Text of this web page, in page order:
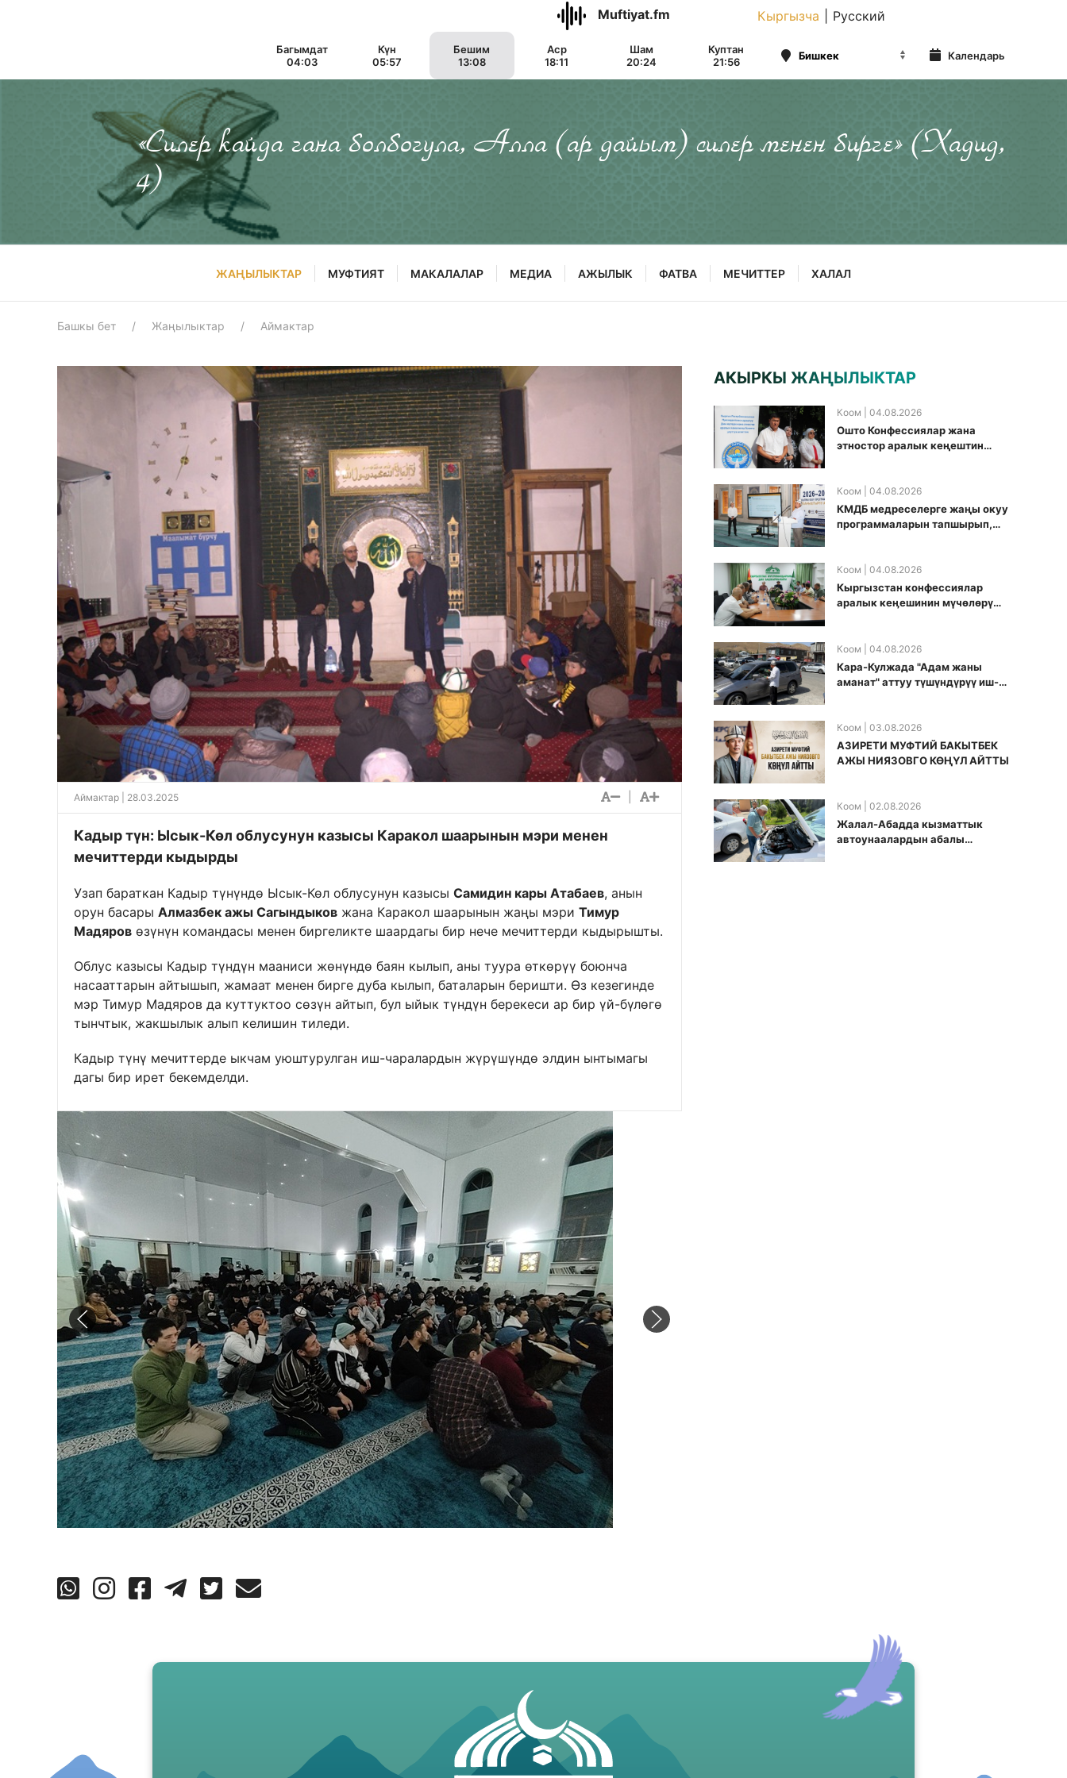
Muftiyat.fm Кыргызча Русский
Багымдат
04:03
Күн
05:57
Бешим
13:08
Аср
18:11
Шам
20:24
Куптан
21:56
Календарь
«Силер кайда гана болбогула, Алла (ар дайым) силер менен бирге» (Хадид,
4)
ЖАҢЫЛЫКТАР МУФТИЯТ МАКАЛАЛАР МЕДИА АЖЫЛЫК ФАТВА МЕЧИТТЕР ХАЛАЛ
Башкы бет Жаңылыктар Аймактар
Аймактар | 28.03.2025
Кадыр түн: Ысык-Көл облусунун казысы Каракол шаарынын мэри менен
мечиттерди кыдырды
Узап бараткан Кадыр түнүндө Ысык-Көл облусунун казысы Самидин кары Атабаев, анын
орун басары Алмазбек ажы Сагындыков жана Каракол шаарынын жаңы мэри Тимур
Мадяров өзүнүн командасы менен биргеликте шаардагы бир нече мечиттерди кыдырышты.
Облус казысы Кадыр түндүн мааниси жөнүндө баян кылып, аны туура өткөрүү боюнча
насааттарын айтышып, жамаат менен бирге дуба кылып, баталарын беришти. Өз кезегинде
мэр Тимур Мадяров да куттуктоо сөзүн айтып, бул ыйык түндүн берекеси ар бир үй-бүлөгө
тынчтык, жакшылык алып келишин тиледи.
Кадыр түнү мечиттерде ыкчам уюштурулган иш-чаралардын жүрүшүндө элдин ынтымагы
дагы бир ирет бекемделди.
АКЫРКЫ ЖАҢЫЛЫКТАР
Коом | 04.08.2026
Ошто Конфессиялар жана
этностор аралык кеңештин
Коом | 04.08.2026
КМДБ медреселерге жаңы окуу
программаларын тапшырып,
киргизди
Коом | 04.08.2026
Кыргызстан конфессиялар
аралык кеӊешинин мүчөлөрү
Коом | 04.08.2026
Кара-Кулжада "Адам жаны
аманат" аттуу түшүндүрүү иш-
Коом | 03.08.2026
АЗИРЕТИ МУФТИЙ БАКЫТБЕК
АЖЫ НИЯЗОВГО КӨҢҮЛ АЙТТЫ
Коом | 02.08.2026
Жалал-Абадда кызматтык
автоунаалардын абалы